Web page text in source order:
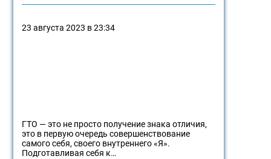
23 августа 2023 в 23:34
ГТО — это не просто получение знака отличия,
это в первую очередь совершенствование
самого себя, своего внутреннего «Я».
Подготавливая себя к…